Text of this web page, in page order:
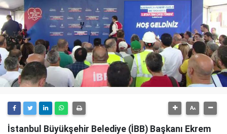
İstanbul Büyükşehir Belediye (İBB) Başkanı Ekrem